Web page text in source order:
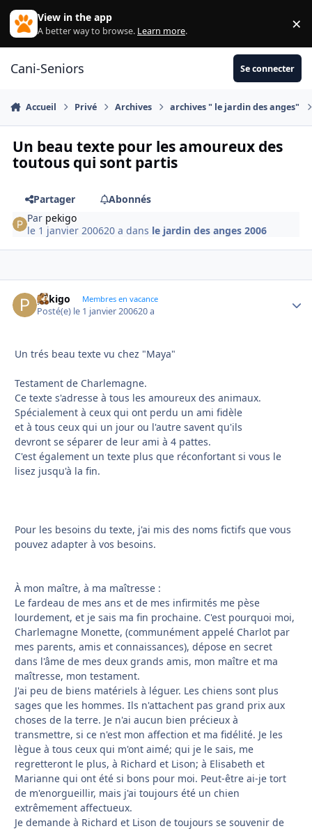
Aller au contenu
View in the app
A better way to browse. Learn more. ×
Cani-Seniors Se connecter
Accueil Privé Archives archives " le jardin des anges"
Un beau texte pour les amoureux des
toutous qui sont partis
Partager
Abonnés
Par pekigo
le 1 janvier 200620 a dans le jardin des anges 2006
pekigo Membres en vacance
Posté(e) le 1 janvier 200620 a
Un trés beau texte vu chez "Maya"
Testament de Charlemagne.
Ce texte s'adresse à tous les amoureux des animaux.
Spécialement à ceux qui ont perdu un ami fidèle
et à tous ceux qui un jour ou l'autre savent qu'ils
devront se séparer de leur ami à 4 pattes.
C'est également un texte plus que réconfortant si vous le
lisez jusqu'à la fin.
Pour les besoins du texte, j'ai mis des noms fictifs que vous
pouvez adapter à vos besoins.
À mon maître, à ma maîtresse :
Le fardeau de mes ans et de mes infirmités me pèse
lourdement, et je sais ma fin prochaine. C'est pourquoi moi,
Charlemagne Monette, (communément appelé Charlot par
mes parents, amis et connaissances), dépose en secret
dans l'âme de mes deux grands amis, mon maître et ma
maîtresse, mon testament.
J'ai peu de biens matériels à léguer. Les chiens sont plus
sages que les hommes. Ils n'attachent pas grand prix aux
choses de la terre. Je n'ai aucun bien précieux à
transmettre, si ce n'est mon affection et ma fidélité. Je les
lègue à tous ceux qui m'ont aimé; qui je le sais, me
regretteront le plus, à Richard et Lison; à Elisabeth et
Marianne qui ont été si bons pour moi. Peut-être ai-je tort
de m'enorgueillir, mais j'ai toujours été un chien
extrêmement affectueux.
Je demande à Richard et Lison de toujours se souvenir de